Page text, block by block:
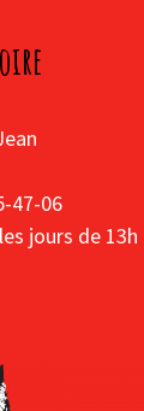
47-06
jours de 13h